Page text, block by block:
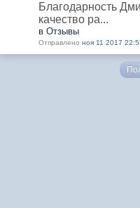
Благодарность
качество ра...
в Отзывы
Отправлено ноя 11 2017